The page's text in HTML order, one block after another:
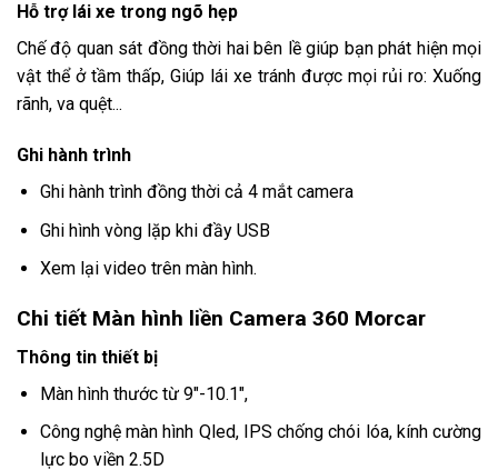
Hỗ trợ lái xe trong ngõ hẹp
Chế độ quan sát đồng thời hai bên lề giúp bạn phát hiện mọi
vật thể ở tầm thấp, Giúp lái xe tránh được mọi rủi ro: Xuống
rãnh, va quệt...
Ghi hành trình
Ghi hành trình đồng thời cả 4 mắt camera
Ghi hình vòng lặp khi đầy USB
Xem lại video trên màn hình.
Chi tiết Màn hình liền Camera 360 Morcar
Thông tin thiết bị
Màn hình thước từ 9"-10.1",
Công nghệ màn hình Qled, IPS chống chói lóa, kính cường
lực bo viền 2.5D